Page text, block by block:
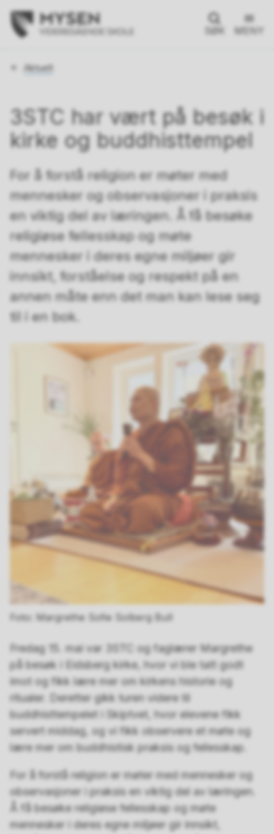
SØK MENY
Du
Aktuelt
3STC har vært på besøk i
kirke og buddhisttempel
For å forstå religion er møter med
mennesker og observasjoner i praksis
en viktig del av læringen. Å få besøke
religiøse fellesskap og møte
mennesker i deres egne miljøer gir
innsikt, forståelse og respekt på en
annen måte enn det man kan lese seg
til i en bok.
Margrethe Sofie Solberg Bull
Fredag 15. mai var 3STC og faglærer Margrethe
på besøk i Eidsberg kirke, hvor vi ble tatt godt
imot og fikk lære mer om kirkens historie og
ritualer. Deretter gikk turen videre til
buddhisttempelet i Skiptvet, hvor elevene fikk
servert middag, og vi fikk observere et møte og
lære mer om buddhistisk praksis og fellesskap.
For å forstå religion er møter med mennesker og
observasjoner i praksis en viktig del av læringen.
Å få besøke religiøse fellesskap og møte
mennesker i deres egne miljøer gir innsikt,